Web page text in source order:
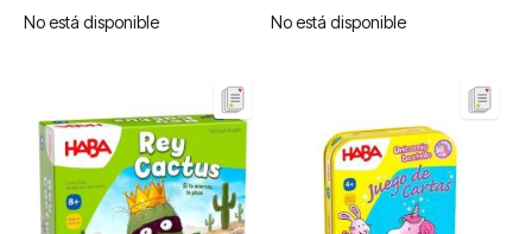
No está disponible No está disponible